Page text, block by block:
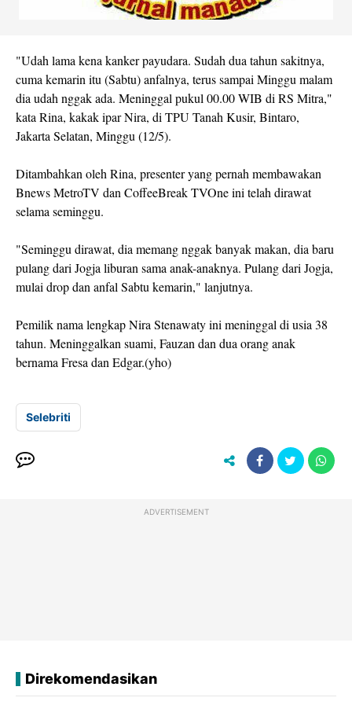
"Udah lama kena kanker payudara. Sudah dua tahun sakitnya,
cuma kemarin itu (Sabtu) anfalnya, terus sampai Minggu malam
dia udah nggak ada. Meninggal pukul 00.00 WIB di RS Mitra,"
kata Rina, kakak ipar Nira, di TPU Tanah Kusir, Bintaro,
Jakarta Selatan, Minggu (12/5).
Ditambahkan oleh Rina, presenter yang pernah membawakan
Bnews MetroTV dan CoffeeBreak TVOne ini telah dirawat
selama seminggu.
"Seminggu dirawat, dia memang nggak banyak makan, dia baru
pulang dari Jogja liburan sama anak-anaknya. Pulang dari Jogja,
mulai drop dan anfal Sabtu kemarin," lanjutnya.
Pemilik nama lengkap Nira Stenawaty ini meninggal di usia 38
tahun. Meninggalkan suami, Fauzan dan dua orang anak
bernama Fresa dan Edgar.(yho)
Selebriti
ADVERTISEMENT
Direkomendasikan